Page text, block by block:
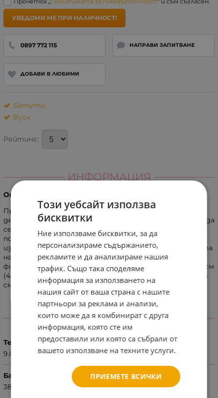
УВЕДОМИ МЕ ПРИ НАЛИЧНОСТ!
0897 772 115 НАПРАВИ ЗАПИТВАНЕ
ДОБАВИ В ЛЮБИМИ
Батути
Byox
Рейтинг:
ИНФОРМАЦИЯ
Описание:
Продуктът е подходящ за употреба на закрито от
деца над 3 години и възрастни, за всеки, който обича да
се забавлява и спортува. Максималното тегло на
потребителя е 100 кг. Чрез него може лесно да се
изгорят излишните калории, да се подобри функцията
на белите дробове, да се подобри настроението и
физическото състояние. Батутът е с диаметър 114 см
(45 инча), височина от повърхността до батута - 22.5
см. Пружините са 36 бр.
ХАРАКТЕРИСТИКИ
Тегло (кг.)
9.00
Баркод (ISBN, UPC, др.)
3800146226886
Този уебсайт използва
бисквитки
Ние използваме бисквитки, за да
персонализираме съдържанието,
рекламите и да анализираме нашия
трафик. Също така споделяме
информация за използването на
нашия сайт от ваша страна с нашите
партньори за реклама и анализи,
които може да я комбинират с друга
информация, която сте им
предоставили или която са събрали от
вашето използване на техните услуги.
ПРИЕМЕТЕ ВСИЧКИ